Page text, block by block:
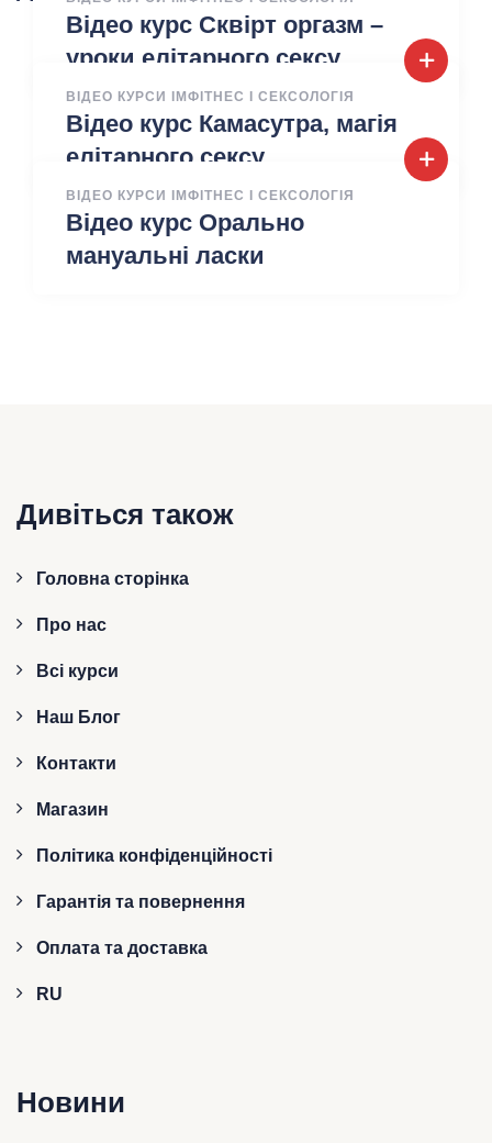
Відео курс Сквірт оргазм –
уроки елітарного сексу
ВІДЕО КУРСИ ІМФІТНЕС І СЕКСОЛОГІЯ
Відео курс Камасутра, магія
елітарного сексу
ВІДЕО КУРСИ ІМФІТНЕС І СЕКСОЛОГІЯ
Відео курс Орально
мануальні ласки
Дивіться також
Головна сторінка
Про нас
Всі курси
Наш Блог
Контакти
Магазин
Політика конфіденційності
Гарантія та повернення
Оплата та доставка
RU
Новини